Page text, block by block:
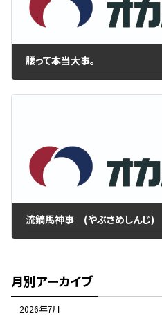
腰って本当大事。
流鏑馬神事 (やぶさめしんじ)
月別アーカイブ
2026年7月